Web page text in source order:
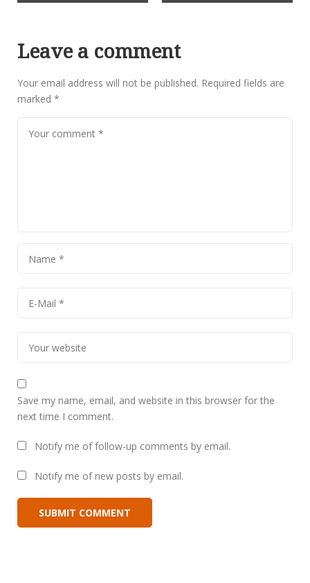
Leave a comment
Your email address will not be published. Required fields are
marked *
Save my name, email, and website in this browser for the
next time I comment.
Notify me of follow-up comments by email.
Notify me of new posts by email.